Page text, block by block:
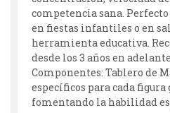
competencia sana.
en fiestas infantiles o en
herramienta educativa.
desde los 3 años en
Componentes: Tablero de
específicos para cada
fomentando la habilidad